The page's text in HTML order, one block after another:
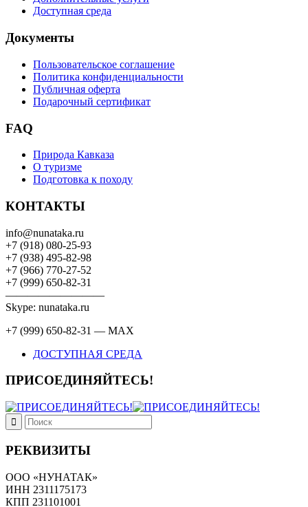
Доступная среда
Документы
Пользовательское соглашение
Политика конфиденциальности
Публичная оферта
Подарочный сертификат
FAQ
Природа Кавказа
О туризме
Подготовка к походу
КОНТАКТЫ
info@nunataka.ru
+7 (918) 080-25-93
+7 (938) 495-82-98
+7 (966) 770-27-52
+7 (999) 650-82-31
—————————
Skype: nunataka.ru
+7 (999) 650-82-31 — MAX
ДОСТУПНАЯ СРЕДА
ПРИСОЕДИНЯЙТЕСЬ!
РЕКВИЗИТЫ
ООО «НУНАТАК»
ИНН 2311175173
КПП 231101001